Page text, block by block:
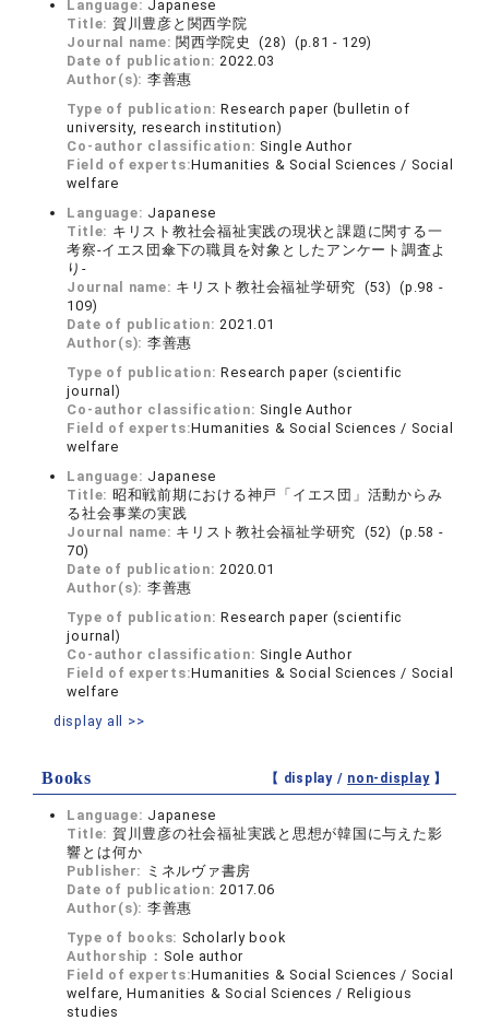
Language: Japanese
Title: 賀川豊彦と関西学院
Journal name: 関西学院史 (28) (p.81 - 129)
Date of publication:2022.03
Author(s): 李善惠
Type of publication:Research paper (bulletin of
university, research institution)
Co-author classification: Single Author
Field of experts:Humanities & Social Sciences / Social
welfare
Language: Japanese
Title: キリスト教社会福祉実践の現状と課題に関する一
考察‐イエス団傘下の職員を対象としたアンケート調査よ
り‐
Journal name: キリスト教社会福祉学研究 (53) (p.98 -
109)
Date of publication:2021.01
Author(s): 李善惠
Type of publication:Research paper (scientific
journal)
Co-author classification: Single Author
Field of experts:Humanities & Social Sciences / Social
welfare
Language: Japanese
Title: 昭和戦前期における神戸「イエス団」活動からみ
る社会事業の実践
Journal name: キリスト教社会福祉学研究 (52) (p.58 -
70)
Date of publication:2020.01
Author(s): 李善惠
Type of publication:Research paper (scientific
journal)
Co-author classification: Single Author
Field of experts:Humanities & Social Sciences / Social
welfare
display all >>
Books 【 display / non-display】
Language: Japanese
Title: 賀川豊彦の社会福祉実践と思想が韓国に与えた影
響とは何か
Publisher: ミネルヴァ書房
Date of publication:2017.06
Author(s): 李善惠
Type of books: Scholarly book
Authorship： Sole author
Field of experts:Humanities & Social Sciences / Social
welfare, Humanities & Social Sciences / Religious
studies